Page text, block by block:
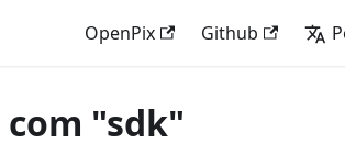
OpenPix Github
"sdk"